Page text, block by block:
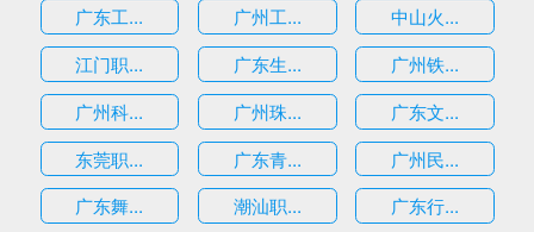
广东工...
广州工...
中山火...
江门职...
广东生...
广州铁...
广州科...
广州珠...
广东文...
东莞职...
广东青...
广州民...
广东舞...
潮汕职...
广东行...